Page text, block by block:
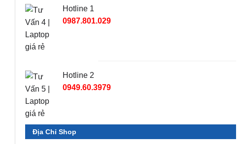
Hotline 1
0987.801.029
Hotline 2
0949.60.3979
Địa Chỉ Shop